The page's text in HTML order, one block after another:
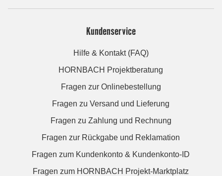
Kundenservice
Hilfe & Kontakt (FAQ)
HORNBACH Projektberatung
Fragen zur Onlinebestellung
Fragen zu Versand und Lieferung
Fragen zu Zahlung und Rechnung
Fragen zur Rückgabe und Reklamation
Fragen zum Kundenkonto & Kundenkonto-ID
Fragen zum HORNBACH Projekt-Marktplatz